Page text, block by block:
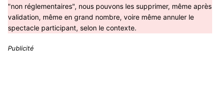
"non réglementaires", nous pouvons les supprimer, même après
validation, même en grand nombre, voire même annuler le
spectacle participant, selon le contexte.
Publicité